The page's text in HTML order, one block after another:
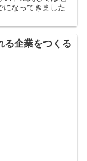
なってきました。
る企業をつくる